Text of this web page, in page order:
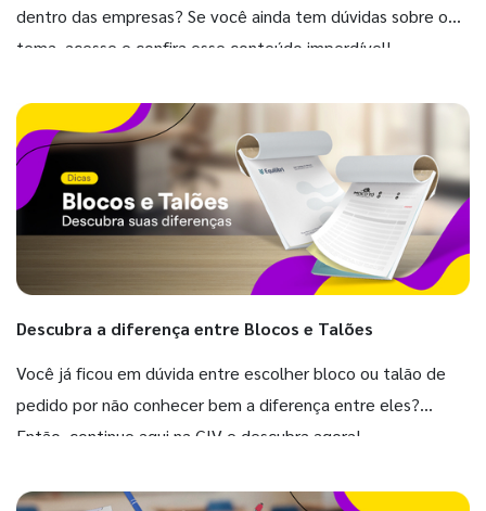
dentro das empresas? Se você ainda tem dúvidas sobre o
tema, acesse e confira esse conteúdo imperdível!
Descubra a diferença entre Blocos e Talões
Você já ficou em dúvida entre escolher bloco ou talão de
pedido por não conhecer bem a diferença entre eles?
Então, continue aqui na GIV e descubra agora!